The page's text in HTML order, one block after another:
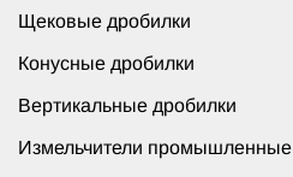
Щековые дробилки
Конусные дробилки
Вертикальные дробилки
Измельчители промышленные